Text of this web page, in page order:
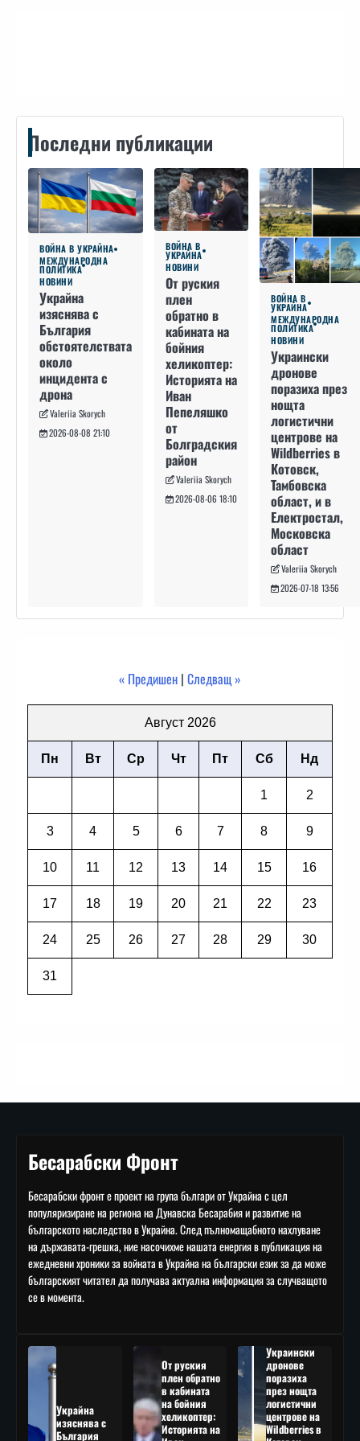
Последни публикации
ВОЙНА В УКРАЙНА
МЕЖДУНАРОДНА
ПОЛИТИКА
НОВИНИ
Украйна
изяснява с
България
обстоятелствата
около
инцидента с
дрона
Valeriia Skorych
2026-08-08 21:10
ВОЙНА В
УКРАЙНА
НОВИНИ
От руския
плен
обратно в
кабината на
бойния
хеликоптер:
Историята на
Иван
Пепеляшко
от
Болградския
район
Valeriia Skorych
2026-08-06 18:10
ВОЙНА В
УКРАЙНА
МЕЖДУНАРОДНА
ПОЛИТИКА
НОВИНИ
Украински
дронове
поразиха през
нощта
логистични
центрове на
Wildberries в
Котовск,
Тамбовска
област, и в
Електростал,
Московска
област
Valeriia Skorych
2026-07-18 13:56
« Предишен | Следващ »
Август 2026
Пн Вт Ср Чт Пт Сб Нд
1 2
3 4 5 6 7 8 9
10 11 12 13 14 15 16
17 18 19 20 21 22 23
24 25 26 27 28 29 30
31
Бесарабски Фронт
Бесарабски фронт е проект на група българи от Украйна с цел
популяризиране на региона на Дунавска Бесарабия и развитие на
българското наследство в Украйна. След пълномащабното нахлуване
на държавата-грешка, ние насочихме нашата енергия в публикация на
ежедневни хроники за войната в Украйна на български език за да може
българският читател да получава актуална информация за случващото
се в момента.
Украйна
изяснява с
България
От руския
плен обратно
в кабината
на бойния
хеликоптер:
Историята на
Украински
дронове
поразиха
през нощта
логистични
центрове на
Wildberries в